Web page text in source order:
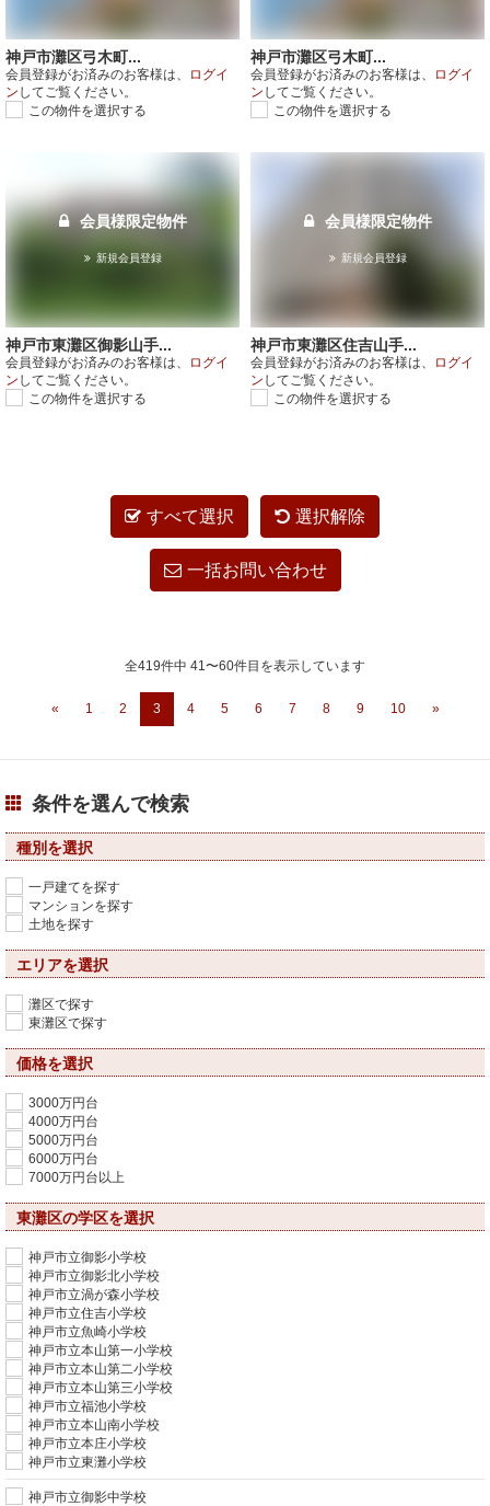
神戸市灘区弓木町...
会員登録がお済みのお客様は、
ログイ
ン してご覧ください。
この物件を選択する
神戸市灘区弓木町...
会員登録がお済みのお客様は、
ログイ
ン してご覧ください。
この物件を選択する
会員様限定物件
新規会員登録
神戸市東灘区御影山手...
会員登録がお済みのお客様は、
ログイ
ン してご覧ください。
この物件を選択する
会員様限定物件
新規会員登録
神戸市東灘区住吉山手...
会員登録がお済みのお客様は、
ログイ
ン してご覧ください。
この物件を選択する
すべて選択 選択解除
一括お問い合わせ
全419件中 41〜60件目を表示しています
« 1 2 3 4 5 6 7 8 9 10 »
条件を選んで検索
種別を選択
一戸建てを探す
マンションを探す
土地を探す
エリアを選択
灘区で探す
東灘区で探す
価格を選択
3000万円台
4000万円台
5000万円台
6000万円台
7000万円台以上
東灘区の学区を選択
神戸市立御影小学校
神戸市立御影北小学校
神戸市立渦が森小学校
神戸市立住吉小学校
神戸市立魚崎小学校
神戸市立本山第一小学校
神戸市立本山第二小学校
神戸市立本山第三小学校
神戸市立福池小学校
神戸市立本山南小学校
神戸市立本庄小学校
神戸市立東灘小学校
神戸市立御影中学校